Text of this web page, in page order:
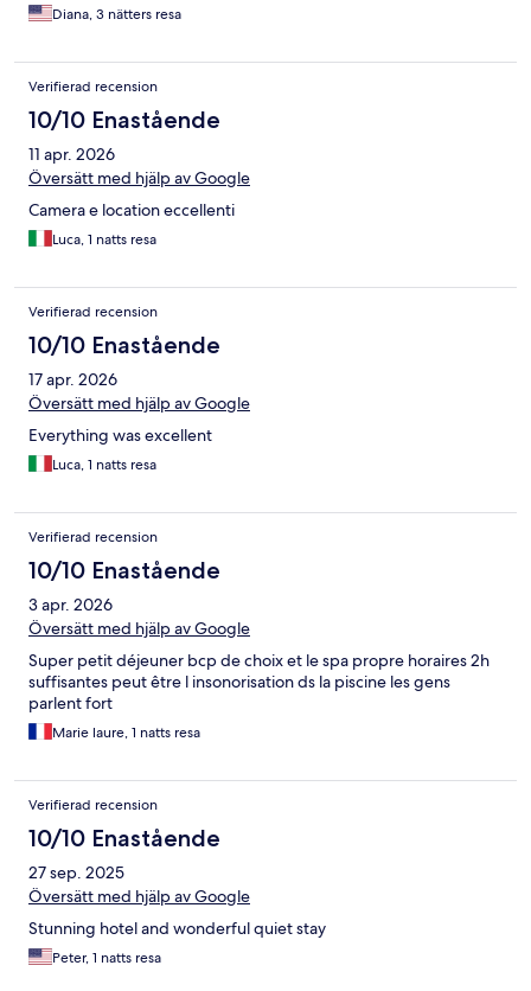
Diana, 3 nätters resa
Verifierad recension
10/10 Enastående
11 apr. 2026
Översätt med hjälp av Google
Camera e location eccellenti
Luca, 1 natts resa
Verifierad recension
10/10 Enastående
17 apr. 2026
Översätt med hjälp av Google
Everything was excellent
Luca, 1 natts resa
Verifierad recension
10/10 Enastående
3 apr. 2026
Översätt med hjälp av Google
Super petit déjeuner bcp de choix et le spa propre horaires 2h
suffisantes peut être l insonorisation ds la piscine les gens
parlent fort
Marie laure, 1 natts resa
Verifierad recension
10/10 Enastående
27 sep. 2025
Översätt med hjälp av Google
Stunning hotel and wonderful quiet stay
Peter, 1 natts resa